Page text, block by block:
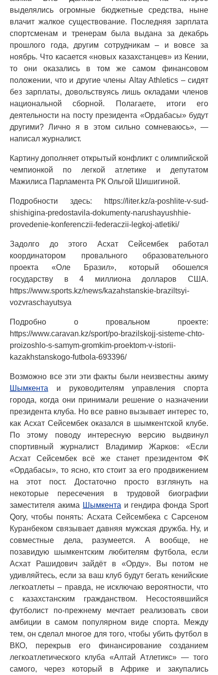
выделялись огромные бюджетные средства, ныне
влачит жалкое существование. Последняя зарплата
спортсменам и тренерам была выдана за декабрь
прошлого года, другим сотрудникам – и вовсе за
ноябрь. Что касается «новых казахстанцев» из Кении,
то они оказались в том же самом финансовом
положении, что и другие члены Altay Athletics – сидят
без зарплаты, довольствуясь лишь окладами членов
национальной сборной. Полагаете, итоги его
деятельности на посту президента «Ордабасы» будут
другими? Лично я в этом сильно сомневаюсь», —
написал журналист.
Картину дополняет открытый конфликт с олимпийской
чемпионкой по легкой атлетике и депутатом
Мажилиса Парламента РК Ольгой Шишигиной.
Подробности здесь: https://liter.kz/a-poshlite-v-sud-
shishigina-predostavila-dokumenty-narushayushhie-
provedenie-konferenczii-federaczii-legkoj-atletiki/
Задолго до этого Асхат Сейсембек работал
координатором провального образовательного
проекта «Оле Бразил», который обошелся
государству в 4 миллиона долларов США.
https://www.sports.kz/news/kazahstanskie-braziltsyi-
vozvraschayutsya
Подробно о провальном проекте:
https://www.caravan.kz/sport/po-brazilskojj-sisteme-chto-
proizoshlo-s-samym-gromkim-proektom-v-istorii-
kazakhstanskogo-futbola-693396/
Возможно все эти эти факты были неизвестны акиму
Шымкента и руководителям управления спорта
города, когда они принимали решение о назначении
президента клуба. Но все равно вызывает интерес то,
как Асхат Сейсембек оказался в шымкентской клубе.
По этому поводу интересную версию выдвинул
спортивный журналист Владимир Жарков: «Если
Асхат Сейсембек всё же станет президентом ФК
«Ордабасы», то ясно, кто стоит за его продвижением
на этот пост. Достаточно просто взглянуть на
некоторые пересечения в трудовой биографии
заместителя акима Шымкента и гендира фонда Sport
Qory, чтобы понять: Асхата Сейсембека с Сарсеном
Куранбеком связывает давняя мужская дружба. Ну, и
совместные дела, разумеется. А вообще, не
позавидую шымкентским любителям футбола, если
Асхат Рашидович зайдёт в «Орду». Вы потом не
удивляйтесь, если за ваш клуб будут бегать кенийские
легкоатлеты – правда, не исключаю вероятности, что
с казахстанским гражданством. Несостоявшийся
футболист по-прежнему мечтает реализовать свои
амбиции в самом популярном виде спорта. Между
тем, он сделал многое для того, чтобы убить футбол в
ВКО, перекрыв его финансирование созданием
легкоатлетического клуба «Алтай Атлетикс» — того
самого, через который в Африке и закупались